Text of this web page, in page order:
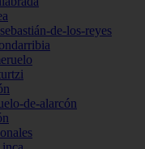
de-los-reyes
de-alarcón